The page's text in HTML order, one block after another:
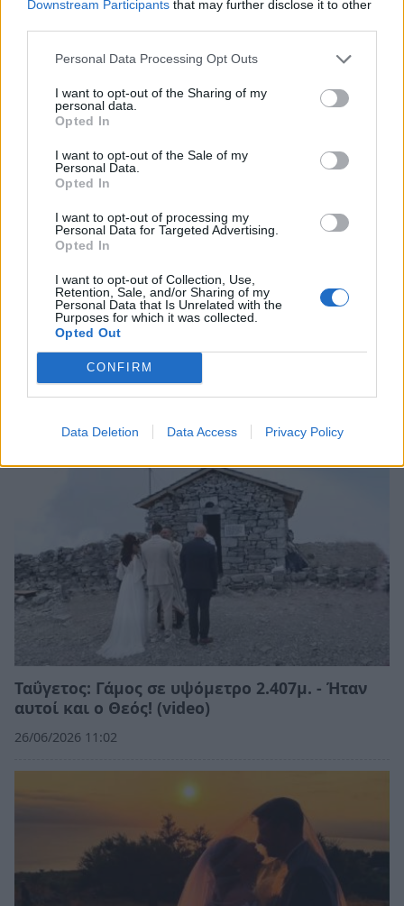
Downstream Participants that may further disclose it to other
Personal Data Processing Opt Outs
I want to opt-out of the Sharing of my
personal data.
Opted In
I want to opt-out of the Sale of my
Personal Data.
Opted In
I want to opt-out of processing my
Personal Data for Targeted Advertising.
Opted In
I want to opt-out of Collection, Use,
Retention, Sale, and/or Sharing of my
Personal Data that Is Unrelated with the
Purposes for which it was collected.
Opted Out
CONFIRM
Data Deletion Data Access Privacy Policy
Μολάοι: Εργατικό ατύχημα σε δεξίωση γάμου -
Τραυματίας εργαζόμενος από βεγγαλικά
06/07/2026 10:41
Μαρία Σάκκαρη για Κωνσταντίνο Μητσοτάκη:
«Ετοιμάζουμε έναν μικρό γάμο με 500–600
καλεσμένους»
Ταΰγετος: Γάμος σε υψόμετρο 2.407μ. - Ήταν
αυτοί και ο Θεός! (video)
26/06/2026 11:02